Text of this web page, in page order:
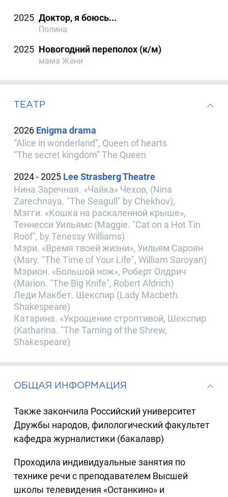
2025 Доктор, я боюсь...
Полина
2025 Новогодний переполох (к/м)
мама Жени
ТЕАТР
2026 Enigma drama
“Alice in wonderland”, Queen of hearts
“The secret kingdom” The Queen
2024 - 2025 Lee Strasberg Theatre
Нина Заречная. «Чайка» Чехов, (Nina
Zarechnaya. "The Seagull" by Chekhov),
Мэгги. «Кошка на раскаленной крыше»,
Теннесси Уильямс (Maggie. "Cat on a Hot Tin
Roof", by Tenessy Williams)
Мэри. «Время твоей жизни», Уильям Сароян
(Mary. "The Time of Your Life", William Saroyan)
Мэрион. «Большой нож», Роберт Олдрич
(Marion. "The Big Knife", Robert Aldrich)
Леди Макбет. Шекспир (Lady Macbeth.
Shakespeare)
Катарина. «Укрощение строптивой, Шекспир
(Katharina. "The Taming of the Shrew,
Shakespeare)
ОБЩАЯ ИНФОРМАЦИЯ
Также закончила Российский университет
Дружбы народов, филологический факультет
кафедра журналистики (бакалавр)
Проходила индивидуальные занятия по
технике речи с преподавателем Высшей
школы телевидения «Останкино» и